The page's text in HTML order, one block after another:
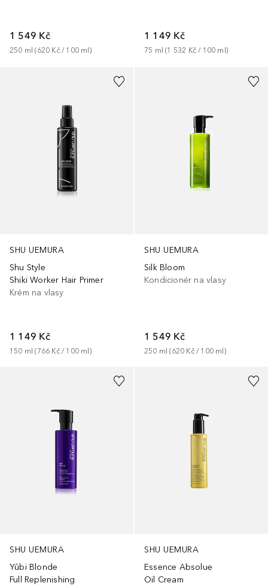
1 549 Kč
250 ml (620 Kč / 100 ml )
1 149 Kč
75 ml (1 532 Kč / 100 ml )
SHU UEMURA
Shu Style
Shiki Worker Hair Primer
Krém na vlasy
1 149 Kč
150 ml (766 Kč / 100 ml )
SHU UEMURA
Silk Bloom
Kondicionér na vlasy
1 549 Kč
250 ml (620 Kč / 100 ml )
SHU UEMURA
Yūbi Blonde
Full Replenishing
SHU UEMURA
Essence Absolue
Oil Cream